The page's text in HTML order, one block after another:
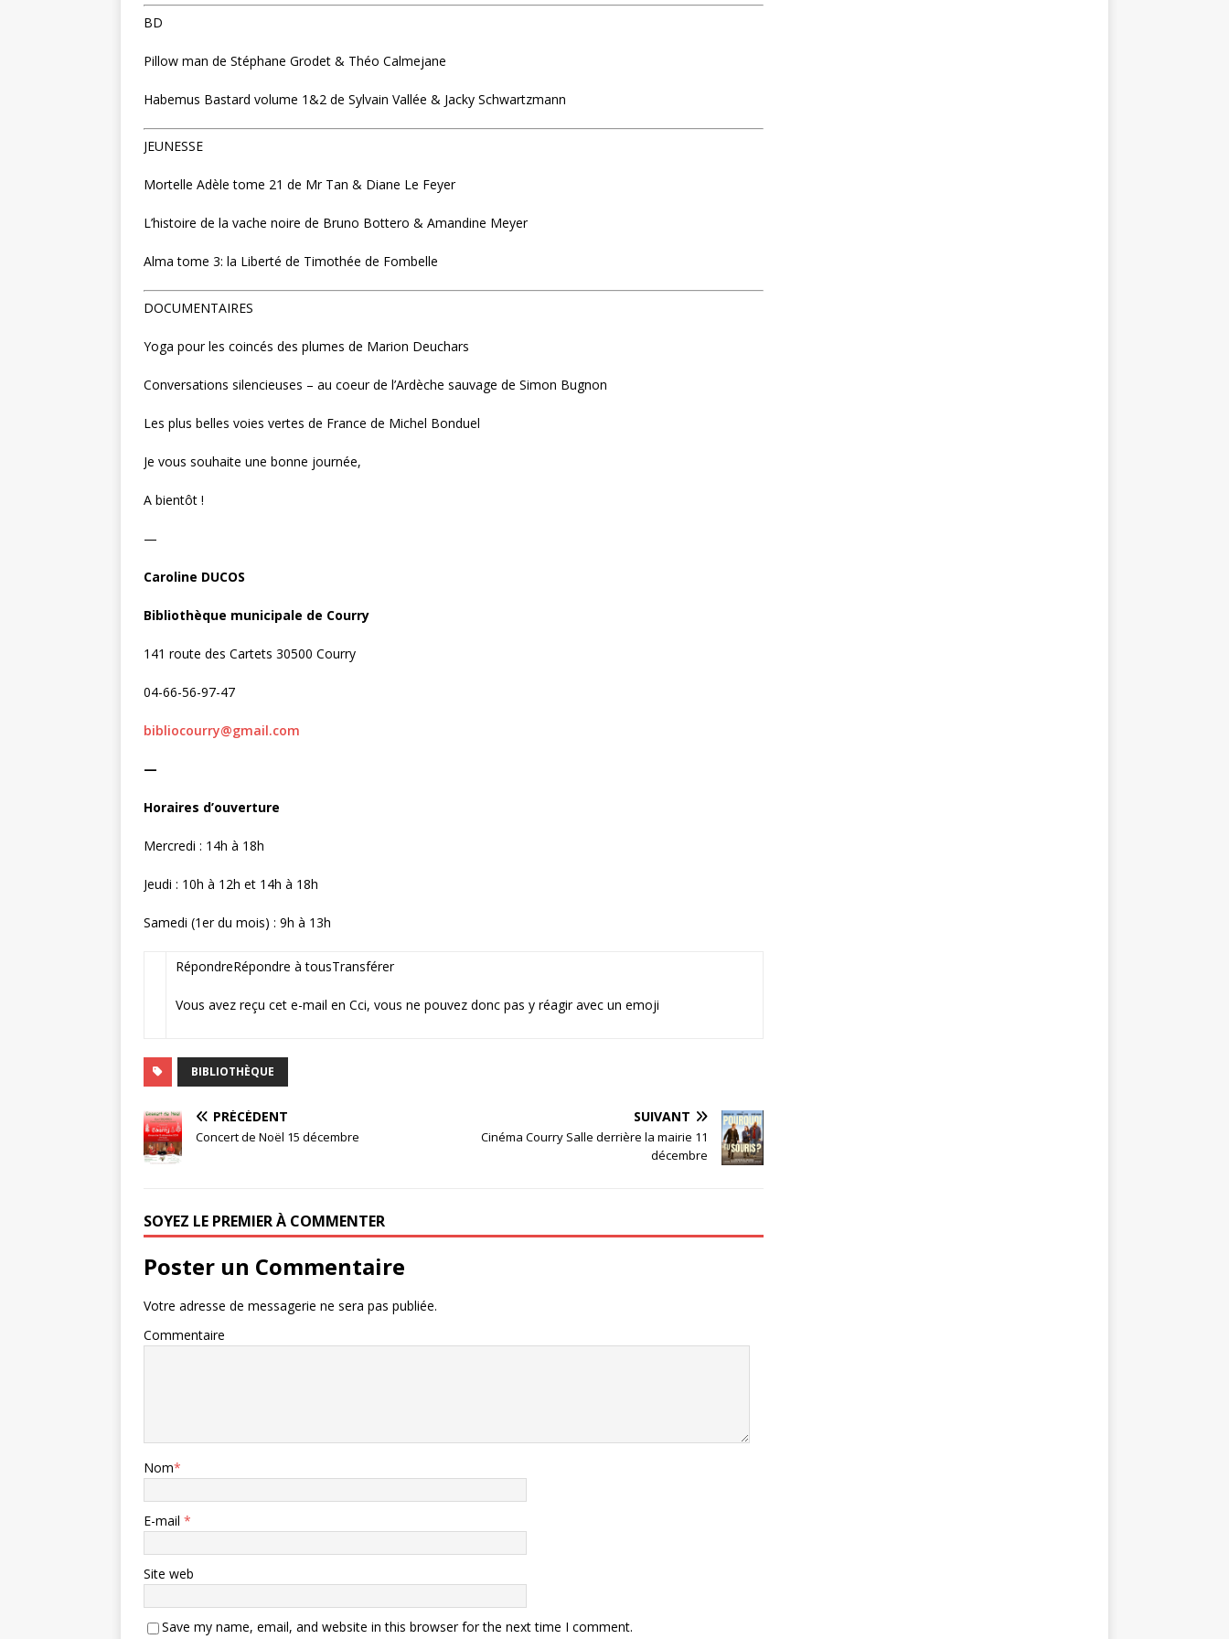
BD
Pillow man de Stéphane Grodet & Théo Calmejane
Habemus Bastard volume 1&2 de Sylvain Vallée & Jacky Schwartzmann
JEUNESSE
Mortelle Adèle tome 21 de Mr Tan & Diane Le Feyer
L’histoire de la vache noire de Bruno Bottero & Amandine Meyer
Alma tome 3: la Liberté de Timothée de Fombelle
DOCUMENTAIRES
Yoga pour les coincés des plumes de Marion Deuchars
Conversations silencieuses – au coeur de l’Ardèche sauvage de Simon Bugnon
Les plus belles voies vertes de France de Michel Bonduel
Je vous souhaite une bonne journée,
A bientôt !
—
Caroline DUCOS
Bibliothèque municipale de Courry
141 route des Cartets 30500 Courry
04-66-56-97-47
bibliocourry@gmail.com
—
Horaires d’ouverture
Mercredi : 14h à 18h
Jeudi : 10h à 12h et 14h à 18h
Samedi (1er du mois) : 9h à 13h
RépondreRépondre à tousTransférer
Vous avez reçu cet e-mail en Cci, vous ne pouvez donc pas y réagir avec un emoji
BIBLIOTHÈQUE
PRÉCÉDENT
Concert de Noël 15 décembre
SUIVANT
Cinéma Courry Salle derrière la mairie 11
décembre
SOYEZ LE PREMIER À COMMENTER
Poster un Commentaire
Votre adresse de messagerie ne sera pas publiée.
Commentaire
Nom*
E-mail *
Site web
Save my name, email, and website in this browser for the next time I comment.